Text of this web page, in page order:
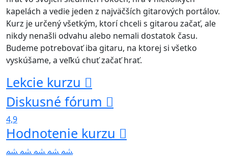
kapelách a vedie jeden z najväčších gitarových portálov.
Kurz je určený všetkým, ktorí chceli s gitarou začať, ale
nikdy nenašli odvahu alebo nemali dostatok času.
Budeme potrebovať iba gitaru, na ktorej si všetko
vyskúšame, a veľkú chuť začať hrať.
Lekcie kurzu
Diskusné fórum
4,9
Hodnotenie kurzu